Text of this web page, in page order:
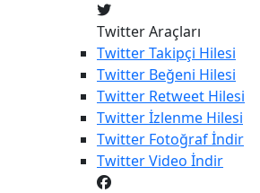
Twitter Araçları
TwitterTakipçi Hilesi
Twitter Beğeni Hilesi
Twitter Retweet Hilesi
Twitterİzlenme Hilesi
Twitter Fotoğraf İndir
TwitterVideo İndir